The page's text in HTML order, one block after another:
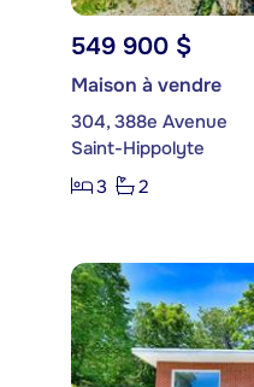
549 900 $
Maison à vendre
304, 388e Avenue
Saint-Hippolyte
3
2